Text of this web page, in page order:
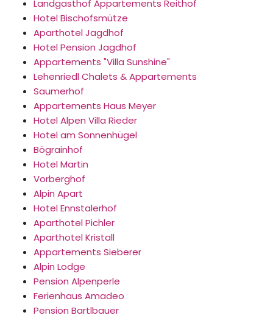
Landgasthof Appartements Reithof
Hotel Bischofsmütze
Aparthotel Jagdhof
Hotel Pension Jagdhof
Appartements "Villa Sunshine"
Lehenriedl Chalets & Appartements
Saumerhof
Appartements Haus Meyer
Hotel Alpen Villa Rieder
Hotel am Sonnenhügel
Bögrainhof
Hotel Martin
Vorberghof
Alpin Apart
Hotel Ennstalerhof
Aparthotel Pichler
Aparthotel Kristall
Appartements Sieberer
Alpin Lodge
Pension Alpenperle
Ferienhaus Amadeo
Pension Bartlbauer